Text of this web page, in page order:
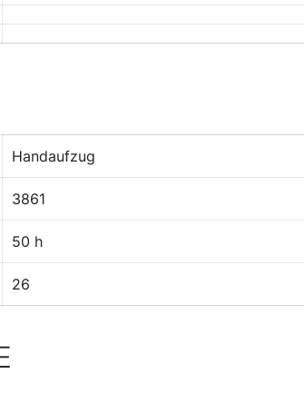
Handaufzug
3861
50 h
26